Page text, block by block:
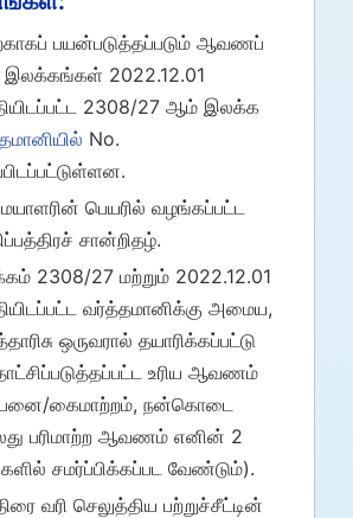
பயன்படுத்தப்படும் ஆவணப்
இலக்கங்கள் 2022.12.01
2308/27 ஆம் இலக்க
No.
பெயரில் வழங்கப்பட்ட
சான்றிதழ்.
2308/27 மற்றும் 2022.12.01
வர்த்தமானிக்கு அமைய,
ஒருவரால் தயாரிக்கப்பட்டு
உரிய ஆவணம்
கைமாற்றம், நன்கொடை
பரிமாற்ற ஆவணம் எனின் 2
சமர்ப்பிக்கப்பட வேண்டும்).
வரி செலுத்திய பற்றுச்சீட்டின்